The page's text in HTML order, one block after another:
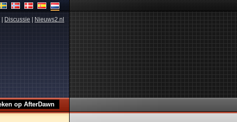
Discussie Nieuws2.nl